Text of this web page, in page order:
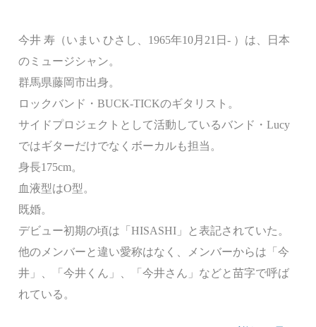
今井 寿（いまい ひさし、1965年10月21日- ）は、日本
のミュージシャン。
群馬県藤岡市出身。
ロックバンド・BUCK-TICKのギタリスト。
サイドプロジェクトとして活動しているバンド・Lucy
ではギターだけでなくボーカルも担当。
身長175cm。
血液型はO型。
既婚。
デビュー初期の頃は「HISASHI」と表記されていた。
他のメンバーと違い愛称はなく、メンバーからは「今
井」、「今井くん」、「今井さん」などと苗字で呼ば
れている。